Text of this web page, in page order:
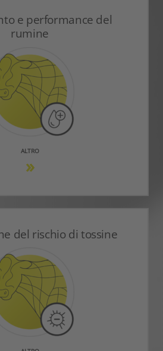
e performance del
rumine
ALTRO
del rischio di tossine